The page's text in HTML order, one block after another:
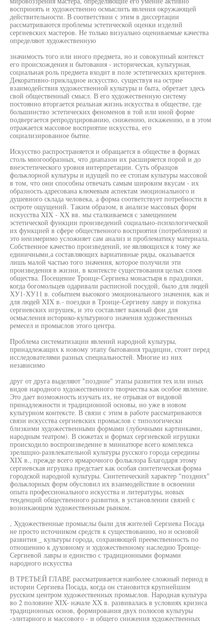
воспринять и художественно осмыслить явления окружающей
действительности. В соответствии с этим в диссертации
рассматриваются проблемы эстетической оценки изделий
сергиевских мастеров. Не только визуально оцениваемые качества
определяют художественную
значимость того или иного предмета, но и совокупный контекст
его происхождения и бытования - историческая, культурная,
социальная роль предмета входит в поле эстетических критериев.
Декоративно-прикладное искусство, существуя на острие
взаимодействия художественной культуры и быта, обретает здесь
свой общественный смысл. В его художественную систему
постоянно вторгается реальная жизнь искусства в обществе, где
большинство эстетических феноменов в той или иной форме
подвергается репродуцированию, снижению, искажению, и в этом
отражается массовое восприятие искусства, его
социализированное бытие.
Искусство распространяется и обращается в обществе в формах
столь многообразных, что диапазон их расширяется порой и до
внеэстетического уровня интерпретации. Суть образцов
фольклорной культуры и идущей по ее стопам культуры массовой
в том, что они способны отвечать самым широким вкусам - их
образность адресована ключевым аспектам эмоционального и
душевного склада человека, а форма соответствует потребности в
остроте ощущений. Таким образом, в анализе массовых форм
искусства XIX - XX вв. мы сталкиваемся с замещением
эстетической функции произведений социально-психологической
их функцией в сфере общественного восприятия (потребления) и
это неизмеримо усложняет сам анализ и проблематику материала.
Собственное качество произведений, не являющихся к тому же
единичными,а составляющих вариативные ряды, оказывается
лишь малой частью того значения, которое получили эти
произведения в жизни, в контексте существования целых слоев
общества. Посещение Троице-Сергиева монастыря в праздники,
когда богомольцев одаривали расписной посудой, было для людей
ХУ1-ХУ11 в. событием высокого эмоционального значения, как и
для людей XIX в.- поездки в Троице-Сергиеву лавру и покупка
сергиевских игрушек, и это составляет важный фон для
осмысления историко-культурного значения художественных
ремесел и промыслов этого центра.
Проблема систематизации явлений народной культуры,
принадлежащих к новому этапу бытования традиции, стоит перед
исследователями разных специальностей. Многие из них
независимо
друг от друга выделяют "поздние" этапы развития тех или иных
видов народного художественного творчества как особое явление.
Это дает возможность изучать их, не отрывая от видовой
принадлежности и традиционной основы, но уже в новом
культурном контексте. В связи с этим в работе рассматриваются
связи искусства сергиевских промыслов с типологически
близкими художественными формами (лубочными картинками,
народным театром). В сюжетах и формах сергиевской игрушки
происходило воспроизведение в миниатюре всего комплекса
зрелшцно-развлекательной культуры русского города середины
XIX в., прежде всего ярмарочного фольклора Благодаря этому
сергиевская игрушка предстает как особая синтетическая форма
городской народной культуры. Синтетический характер "поздних"
фольклорных форм обусловил их взаимодействие в освоении
опыта профессионального искусства и литературы, новых
тенденций общественного развития, в установлении связей с
возникающим художественным рынком.
, Художественные промыслы были для жителей Сергиева Посада
не просто источником средств к существованию, но и основой
развития _ культуры города, сохраняющей преемственность по
отношению к духовному и художественному наследию Троице-
Сергиевой лавры и единство с традиционными формами
народного искусства
В ТРЕТЬЕЙ ГЛАВЕ рассматривается наиболее сложный период в
истории Сергиева Посада, когда он становится крупнейшим
русским центром художественных промыслов. Народная культура
во 2 половине XIX- начале XX в. развивалась в условиях кризиса
традиционных основ, формирования двух полюсов культуры
-элитарного и массового - и общего снижения художественных